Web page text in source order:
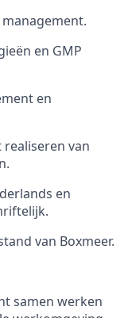
en GMP
en
van
en
van Boxmeer.
samen werken